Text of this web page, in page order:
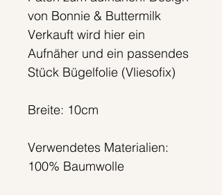
von Bonnie & Buttermilk
Verkauft wird hier ein
Aufnäher und ein passendes
Stück Bügelfolie (Vliesofix)
Breite: 10cm
Verwendetes Materialien:
100% Baumwolle